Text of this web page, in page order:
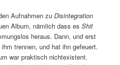
Aufnahmen zuDisintegration
Album, nämlich dass esShit
heraus. Dann, und erst
trennen, und hat ihn gefeuert.
war praktisch nichtexistent.